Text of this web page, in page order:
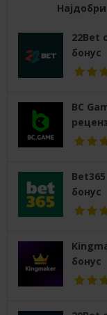
Најдобри
22Bet
бонус
BC
бонус
бонус